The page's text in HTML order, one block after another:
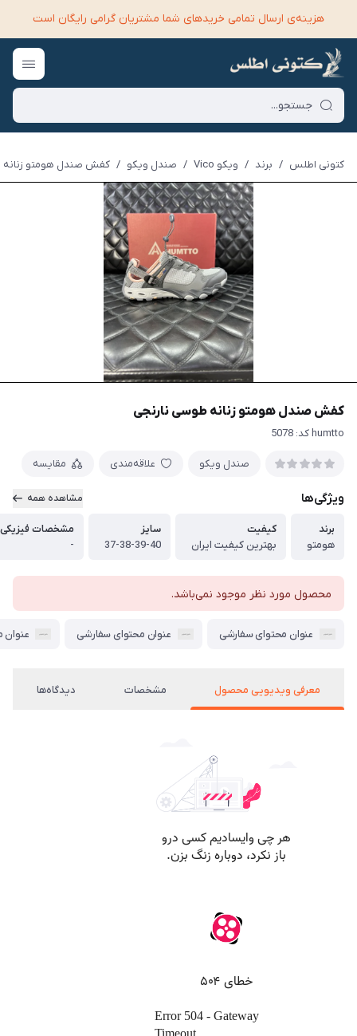
هزینه‌ی ارسال تمامی خرید‌های شما مشتریان گرامی رایگان است
کتونی اطلس / برند / ویکو Vico / صندل ویکو / کفش صندل هومتو زنانه
کفش صندل هومتو زنانه طوسی نارنجی
humtto کد: 5078
صندل ویکو علاقه‌مندی مقایسه
ویژگی‌ها مشاهده همه
برند
هومتو
کیفیت
بهترین کیفیت ایران
سایز
37-38-39-40
مشخصات فیزیکی
-
محصول مورد نظر موجود نمی‌باشد.
عنوان محتوای سفارشی عنوان محتوای سفارشی عنوان
معرفی ویدیویی محصول مشخصات دیدگاه‌ها